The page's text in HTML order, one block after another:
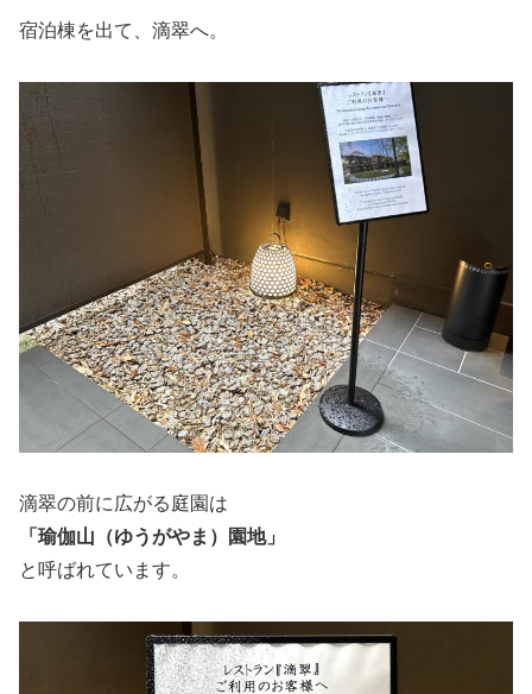
宿泊棟を出て、滴翠へ。
滴翠の前に広がる庭園は
「瑜伽山（ゆうがやま）園地」
と呼ばれています。